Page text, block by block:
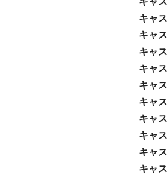
キャ
キャ
キャ
キャ
キャ
キャ
キャ
キャ
キャ
キャ